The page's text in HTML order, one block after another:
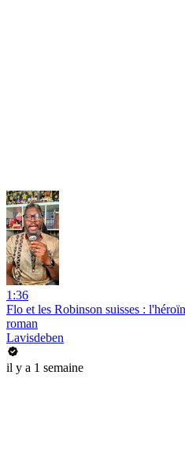
1:36
Flo et les Robinson suisses :
roman
Lavisdeben
il y a 1 semaine